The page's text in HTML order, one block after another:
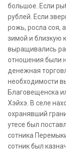
большое. Если
рублей. Если
рожь, росла соя,
зимой и близкую
выращивались
отношения были
денежная
необходимости
Благовещенска
Хэйхэ. В селе
охранявший
утесе был
сотника
сотник был